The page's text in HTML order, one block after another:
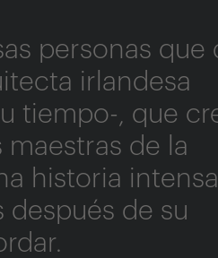
personas que
irlandesa
tiempo-, que
de la
historia
de su